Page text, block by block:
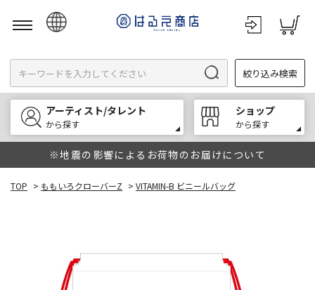
English
한국어
中文
絞り込み検索
アーティスト/タレント
から探す
ショップ
から探す
※地震の影響によるお荷物のお届けについて
TOP > ももいろクローバーZ > VITAMIN-B ビニールバッグ